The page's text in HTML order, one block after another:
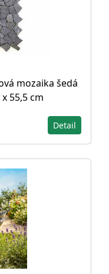
mozaika šedá
55,5 cm
Detail